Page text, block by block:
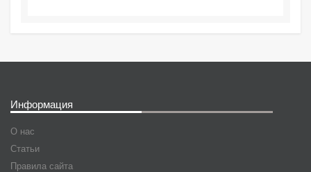
Информация
О нас
Статьи
Правила сайта